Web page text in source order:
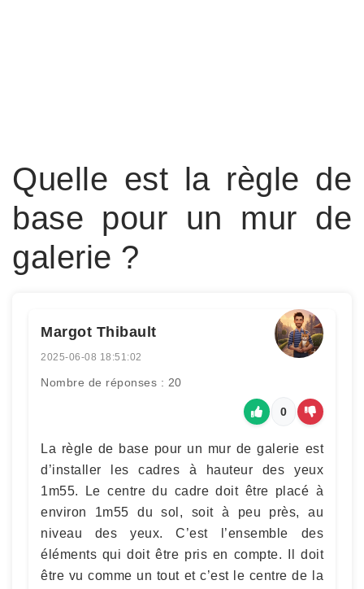
Quelle est la règle de
base pour un mur de
galerie ?
Margot Thibault
2025-06-08 18:51:02
Nombre de réponses : 20
0
La règle de base pour un mur de galerie est
d’installer les cadres à hauteur des yeux
1m55. Le centre du cadre doit être placé à
environ 1m55 du sol, soit à peu près, au
niveau des yeux. C’est l’ensemble des
éléments qui doit être pris en compte. Il doit
être vu comme un tout et c’est le centre de la